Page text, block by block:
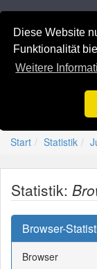
Diese Website
Funktionalität
Weitere
Navigation
Previous-
Start Statistik
Statistik:
Browser-
Browser